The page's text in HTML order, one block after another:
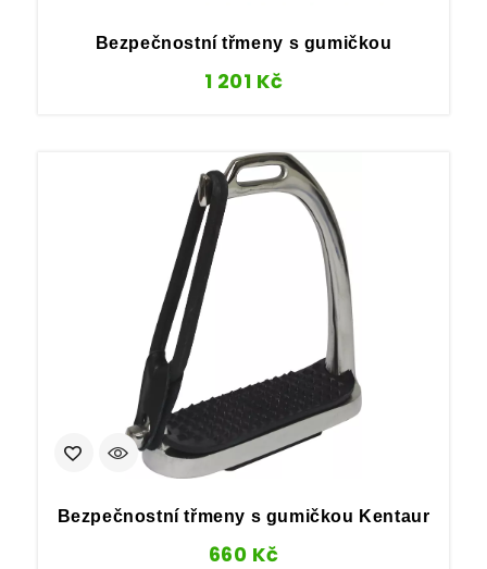
Bezpečnostní třmeny s gumičkou
1 201 Kč
Bezpečnostní třmeny s gumičkou Kentaur
660 Kč